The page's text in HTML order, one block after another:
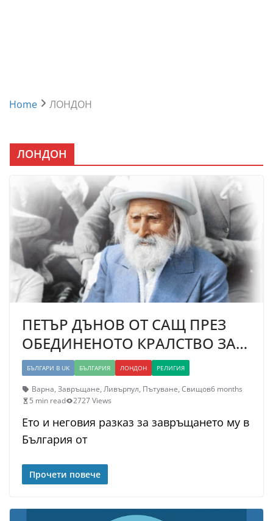
Home ЛОНДОН
ЛОНДОН
ПЕТЪР ДЪНОВ ОТ САЩ ПРЕЗ
ОБЕДИНЕНОТО КРАЛСТВО ЗА…
БЪЛГАРИ В UK БЪЛГАРИЯ ЛОНДОН РЕЛИГИЯ
Варна, Завръщане, Ливърпул, Пътуване, Свищов6 months
5 min read
2727 Views
Ето и неговия разказ за завръщането му в
България от
Прочети повече